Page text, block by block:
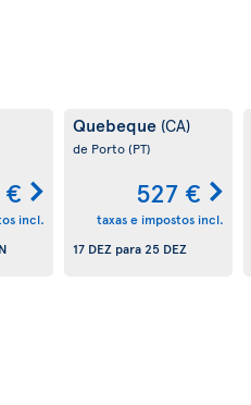
incl.
Quebeque (CA)
de Porto(PT)
527 €
taxas e impostos incl.
17 DEZpara25 DEZ